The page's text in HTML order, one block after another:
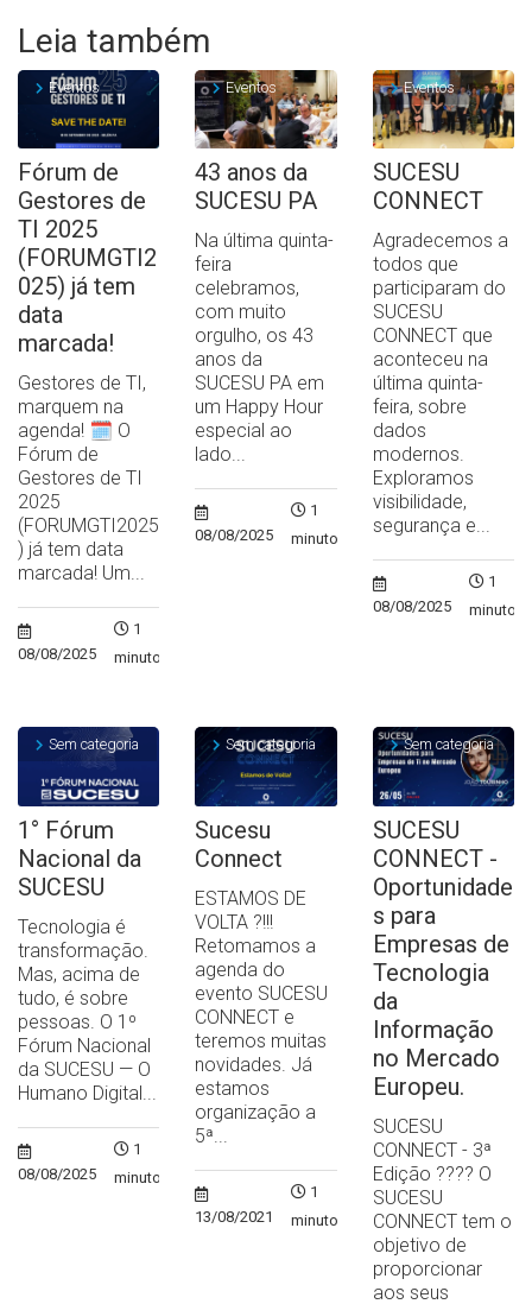
Leia também
Eventos
Fórum de
Gestores de
TI 2025
(FORUMGTI2
025) já tem
data
marcada!
Gestores de TI,
marquem na
agenda! 🗓️ O
Fórum de
Gestores de TI
2025
(FORUMGTI2025
) já tem data
marcada! Um...
08/08/2025
1
minuto
Eventos
43 anos da
SUCESU PA
Na última quinta-
feira
celebramos,
com muito
orgulho, os 43
anos da
SUCESU PA em
um Happy Hour
especial ao
lado...
08/08/2025
1
minuto
Eventos
SUCESU
CONNECT
Agradecemos a
todos que
participaram do
SUCESU
CONNECT que
aconteceu na
última quinta-
feira, sobre
dados
modernos.
Exploramos
visibilidade,
segurança e...
08/08/2025
1
minuto
Sem categoria
1° Fórum
Nacional da
SUCESU
Tecnologia é
transformação.
Mas, acima de
tudo, é sobre
pessoas. O 1º
Fórum Nacional
da SUCESU — O
Humano Digital...
08/08/2025
1
minuto
Sem categoria
Sucesu
Connect
ESTAMOS DE
VOLTA ?!!!
Retomamos a
agenda do
evento SUCESU
CONNECT e
teremos muitas
novidades. Já
estamos
organização a
5ª...
13/08/2021
1
minuto
Sem categoria
SUCESU
CONNECT -
Oportunidade
s para
Empresas de
Tecnologia
da
Informação
no Mercado
Europeu.
SUCESU
CONNECT - 3ª
Edição ?‍??‍? O
SUCESU
CONNECT tem o
objetivo de
proporcionar
aos seus